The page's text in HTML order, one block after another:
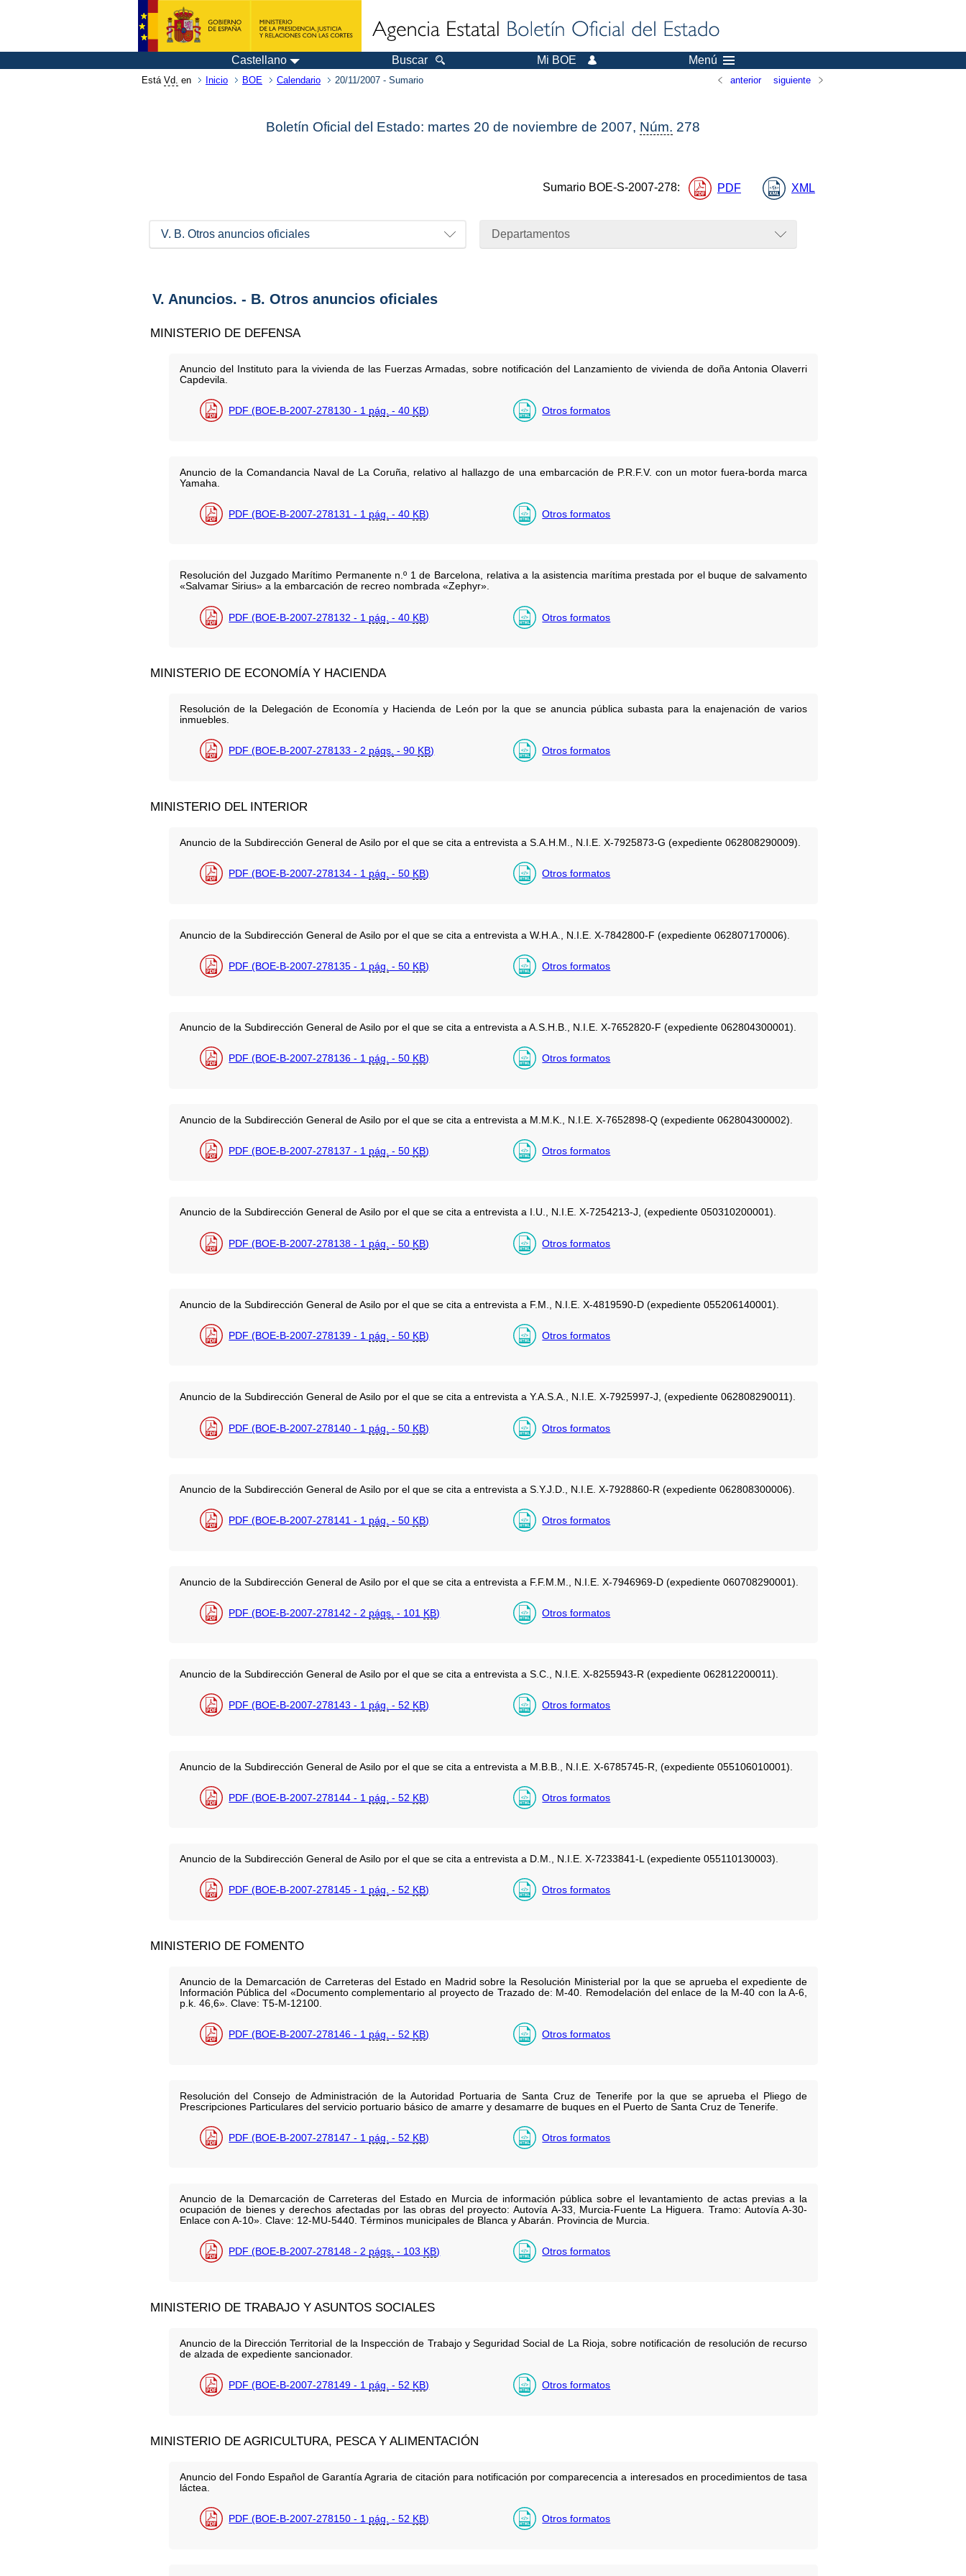
Castellano Buscar Mi BOE Menú
Está Vd. en Inicio BOE Calendario 20/11/2007 - Sumario anterior siguiente
Boletín Oficial del Estado: martes 20 de noviembre de 2007, Núm. 278
Sumario BOE-S-2007-278: PDF XML
V. B. Otros anuncios oficiales Departamentos
V. Anuncios. - B. Otros anuncios oficiales
MINISTERIO DE DEFENSA
Anuncio del Instituto para la vivienda de las Fuerzas Armadas, sobre notificación del Lanzamiento de vivienda de doña Antonia Olaverri
Capdevila.
PDF (BOE-B-2007-278130 - 1 pág. - 40 KB) Otros formatos
Anuncio de la Comandancia Naval de La Coruña, relativo al hallazgo de una embarcación de P.R.F.V. con un motor fuera-borda marca
Yamaha.
PDF (BOE-B-2007-278131 - 1 pág. - 40 KB) Otros formatos
Resolución del Juzgado Marítimo Permanente n.º 1 de Barcelona, relativa a la asistencia marítima prestada por el buque de salvamento
«Salvamar Sirius» a la embarcación de recreo nombrada «Zephyr».
PDF (BOE-B-2007-278132 - 1 pág. - 40 KB) Otros formatos
MINISTERIO DE ECONOMÍA Y HACIENDA
Resolución de la Delegación de Economía y Hacienda de León por la que se anuncia pública subasta para la enajenación de varios
inmuebles.
PDF (BOE-B-2007-278133 - 2 págs. - 90 KB) Otros formatos
MINISTERIO DEL INTERIOR
Anuncio de la Subdirección General de Asilo por el que se cita a entrevista a S.A.H.M., N.I.E. X-7925873-G (expediente 062808290009).
PDF (BOE-B-2007-278134 - 1 pág. - 50 KB) Otros formatos
Anuncio de la Subdirección General de Asilo por el que se cita a entrevista a W.H.A., N.I.E. X-7842800-F (expediente 062807170006).
PDF (BOE-B-2007-278135 - 1 pág. - 50 KB) Otros formatos
Anuncio de la Subdirección General de Asilo por el que se cita a entrevista a A.S.H.B., N.I.E. X-7652820-F (expediente 062804300001).
PDF (BOE-B-2007-278136 - 1 pág. - 50 KB) Otros formatos
Anuncio de la Subdirección General de Asilo por el que se cita a entrevista a M.M.K., N.I.E. X-7652898-Q (expediente 062804300002).
PDF (BOE-B-2007-278137 - 1 pág. - 50 KB) Otros formatos
Anuncio de la Subdirección General de Asilo por el que se cita a entrevista a I.U., N.I.E. X-7254213-J, (expediente 050310200001).
PDF (BOE-B-2007-278138 - 1 pág. - 50 KB) Otros formatos
Anuncio de la Subdirección General de Asilo por el que se cita a entrevista a F.M., N.I.E. X-4819590-D (expediente 055206140001).
PDF (BOE-B-2007-278139 - 1 pág. - 50 KB) Otros formatos
Anuncio de la Subdirección General de Asilo por el que se cita a entrevista a Y.A.S.A., N.I.E. X-7925997-J, (expediente 062808290011).
PDF (BOE-B-2007-278140 - 1 pág. - 50 KB) Otros formatos
Anuncio de la Subdirección General de Asilo por el que se cita a entrevista a S.Y.J.D., N.I.E. X-7928860-R (expediente 062808300006).
PDF (BOE-B-2007-278141 - 1 pág. - 50 KB) Otros formatos
Anuncio de la Subdirección General de Asilo por el que se cita a entrevista a F.F.M.M., N.I.E. X-7946969-D (expediente 060708290001).
PDF (BOE-B-2007-278142 - 2 págs. - 101 KB) Otros formatos
Anuncio de la Subdirección General de Asilo por el que se cita a entrevista a S.C., N.I.E. X-8255943-R (expediente 062812200011).
PDF (BOE-B-2007-278143 - 1 pág. - 52 KB) Otros formatos
Anuncio de la Subdirección General de Asilo por el que se cita a entrevista a M.B.B., N.I.E. X-6785745-R, (expediente 055106010001).
PDF (BOE-B-2007-278144 - 1 pág. - 52 KB) Otros formatos
Anuncio de la Subdirección General de Asilo por el que se cita a entrevista a D.M., N.I.E. X-7233841-L (expediente 055110130003).
PDF (BOE-B-2007-278145 - 1 pág. - 52 KB) Otros formatos
MINISTERIO DE FOMENTO
Anuncio de la Demarcación de Carreteras del Estado en Madrid sobre la Resolución Ministerial por la que se aprueba el expediente de
Información Pública del «Documento complementario al proyecto de Trazado de: M-40. Remodelación del enlace de la M-40 con la A-6,
p.k. 46,6». Clave: T5-M-12100.
PDF (BOE-B-2007-278146 - 1 pág. - 52 KB) Otros formatos
Resolución del Consejo de Administración de la Autoridad Portuaria de Santa Cruz de Tenerife por la que se aprueba el Pliego de
Prescripciones Particulares del servicio portuario básico de amarre y desamarre de buques en el Puerto de Santa Cruz de Tenerife.
PDF (BOE-B-2007-278147 - 1 pág. - 52 KB) Otros formatos
Anuncio de la Demarcación de Carreteras del Estado en Murcia de información pública sobre el levantamiento de actas previas a la
ocupación de bienes y derechos afectadas por las obras del proyecto: Autovía A-33, Murcia-Fuente La Higuera. Tramo: Autovía A-30-
Enlace con A-10». Clave: 12-MU-5440. Términos municipales de Blanca y Abarán. Provincia de Murcia.
PDF (BOE-B-2007-278148 - 2 págs. - 103 KB) Otros formatos
MINISTERIO DE TRABAJO Y ASUNTOS SOCIALES
Anuncio de la Dirección Territorial de la Inspección de Trabajo y Seguridad Social de La Rioja, sobre notificación de resolución de recurso
de alzada de expediente sancionador.
PDF (BOE-B-2007-278149 - 1 pág. - 52 KB) Otros formatos
MINISTERIO DE AGRICULTURA, PESCA Y ALIMENTACIÓN
Anuncio del Fondo Español de Garantía Agraria de citación para notificación por comparecencia a interesados en procedimientos de tasa
láctea.
PDF (BOE-B-2007-278150 - 1 pág. - 52 KB) Otros formatos